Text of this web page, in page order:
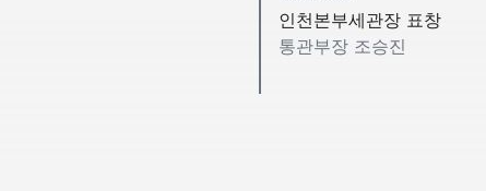
인천본부세관장 표창
통관부장 조승진